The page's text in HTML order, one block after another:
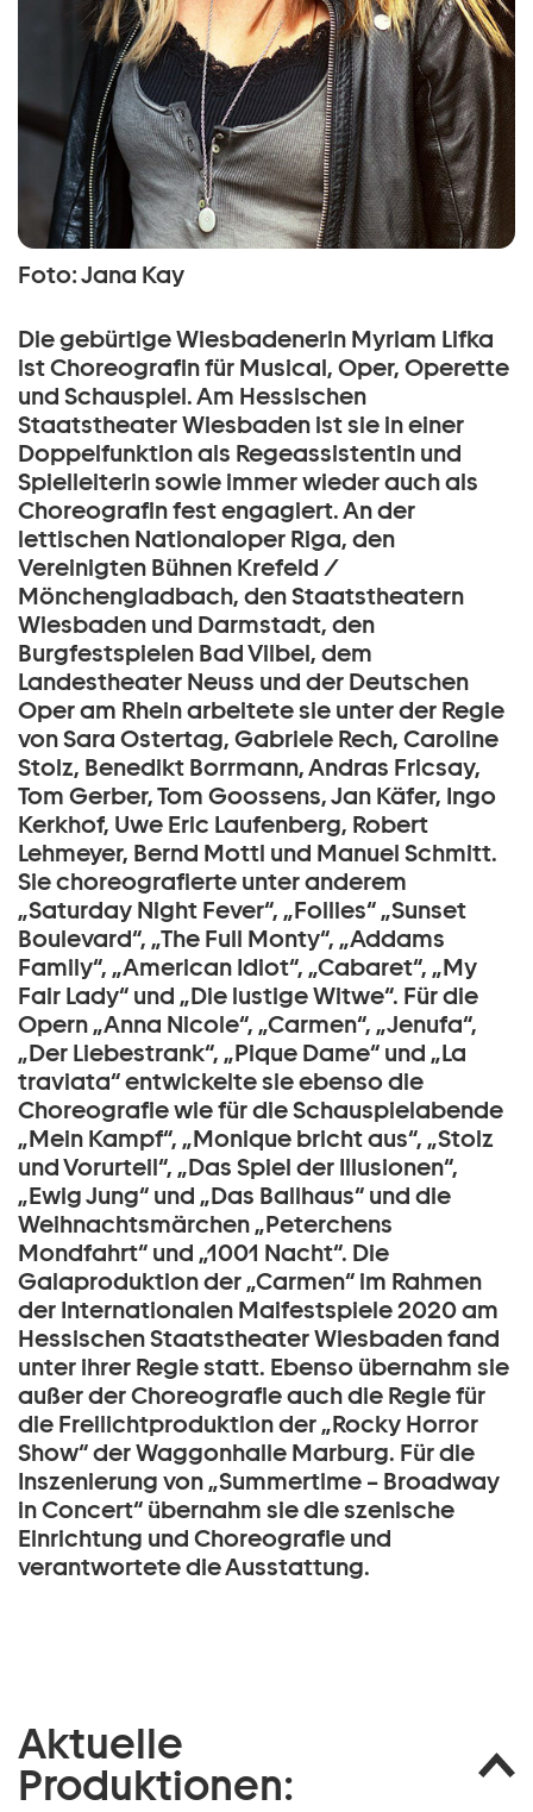
Foto: Jana Kay
Die gebürtige Wiesbadenerin Myriam Lifka
ist Choreografin für Musical, Oper, Operette
und Schauspiel. Am Hessischen
Staatstheater Wiesbaden ist sie in einer
Doppelfunktion als Regeassistentin und
Spielleiterin sowie immer wieder auch als
Choreografin fest engagiert. An der
lettischen Nationaloper Riga, den
Vereinigten Bühnen Krefeld /
Mönchengladbach, den Staatstheatern
Wiesbaden und Darmstadt, den
Burgfestspielen Bad Vilbel, dem
Landestheater Neuss und der Deutschen
Oper am Rhein arbeitete sie unter der Regie
von Sara Ostertag, Gabriele Rech, Caroline
Stolz, Benedikt Borrmann, Andras Fricsay,
Tom Gerber, Tom Goossens, Jan Käfer, Ingo
Kerkhof, Uwe Eric Laufenberg, Robert
Lehmeyer, Bernd Mottl und Manuel Schmitt.
Sie choreografierte unter anderem
„Saturday Night Fever“, „Follies“ „Sunset
Boulevard“, „The Full Monty“, „Addams
Family“, „American Idiot“, „Cabaret“, „My
Fair Lady“ und „Die lustige Witwe“. Für die
Opern „Anna Nicole“, „Carmen“, „Jenufa“,
„Der Liebestrank“, „Pique Dame“ und „La
traviata“ entwickelte sie ebenso die
Choreografie wie für die Schauspielabende
„Mein Kampf“, „Monique bricht aus“, „Stolz
und Vorurteil“, „Das Spiel der Illusionen“,
„Ewig Jung“ und „Das Ballhaus“ und die
Weihnachtsmärchen „Peterchens
Mondfahrt“ und „1001 Nacht“. Die
Galaproduktion der „Carmen“ im Rahmen
der Internationalen Maifestspiele 2020 am
Hessischen Staatstheater Wiesbaden fand
unter ihrer Regie statt. Ebenso übernahm sie
außer der Choreografie auch die Regie für
die Freilichtproduktion der „Rocky Horror
Show“ der Waggonhalle Marburg. Für die
Inszenierung von „Summertime – Broadway
in Concert“ übernahm sie die szenische
Einrichtung und Choreografie und
verantwortete die Ausstattung.
Aktuelle
Produktionen: